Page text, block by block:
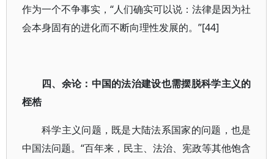
作为一个不争事实，“人们确实可以说：法律是因为社
会本身固有的进化而不断向理性发展的。”[44]
四、余论：中国的法治建设也需摆脱科学主义的
桎梏
科学主义问题，既是大陆法系国家的问题，也是
中国法问题。“百年来，民主、法治、宪政等其他饱含